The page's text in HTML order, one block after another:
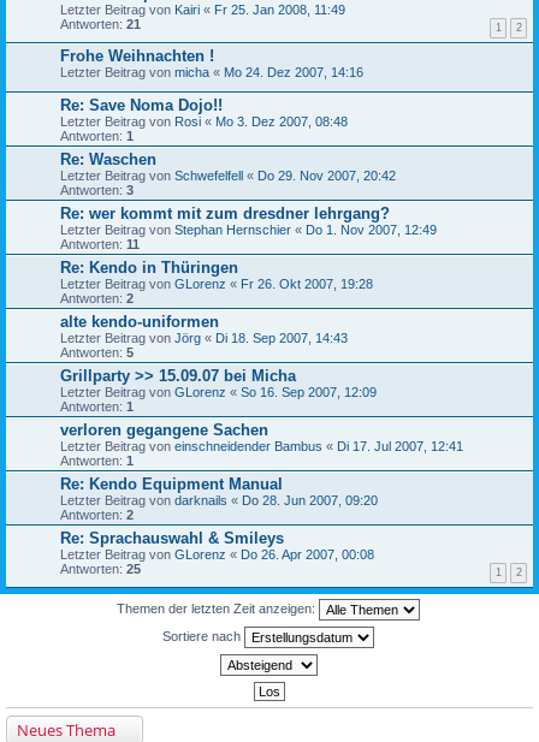
Letzter Beitrag von Kairi « Fr 25. Jan 2008, 11:49
Antworten: 21 1 2
Frohe Weihnachten !
Letzter Beitrag von micha « Mo 24. Dez 2007, 14:16
Re: Save Noma Dojo!!
Letzter Beitrag von Rosi « Mo 3. Dez 2007, 08:48
Antworten: 1
Re: Waschen
Letzter Beitrag von Schwefelfell « Do 29. Nov 2007, 20:42
Antworten: 3
Re: wer kommt mit zum dresdner lehrgang?
Letzter Beitrag von Stephan Hernschier « Do 1. Nov 2007, 12:49
Antworten: 11
Re: Kendo in Thüringen
Letzter Beitrag von GLorenz « Fr 26. Okt 2007, 19:28
Antworten: 2
alte kendo-uniformen
Letzter Beitrag von Jörg « Di 18. Sep 2007, 14:43
Antworten: 5
Grillparty >> 15.09.07 bei Micha
Letzter Beitrag von GLorenz « So 16. Sep 2007, 12:09
Antworten: 1
verloren gegangene Sachen
Letzter Beitrag von einschneidender Bambus « Di 17. Jul 2007, 12:41
Antworten: 1
Re: Kendo Equipment Manual
Letzter Beitrag von darknails « Do 28. Jun 2007, 09:20
Antworten: 2
Re: Sprachauswahl & Smileys
Letzter Beitrag von GLorenz « Do 26. Apr 2007, 00:08
Antworten: 25 1 2
Themen der letzten Zeit anzeigen:
Sortiere nach
Neues Thema